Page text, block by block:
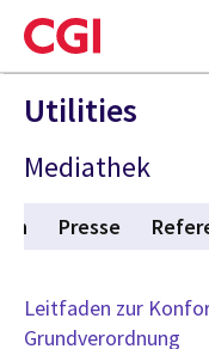
Skip
to
main
content
Utilities
Mediathek
Presse
Leitfaden zur
Grundverordnung